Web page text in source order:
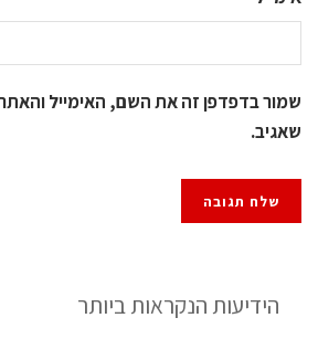
שמור בדפדפן זה את השם, האימייל
שאגיב.
הידיעות הנקראות ביותר